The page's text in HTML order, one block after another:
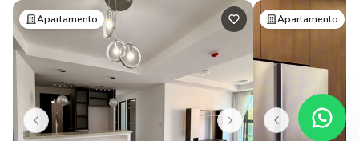
Apartamento
Apartamento